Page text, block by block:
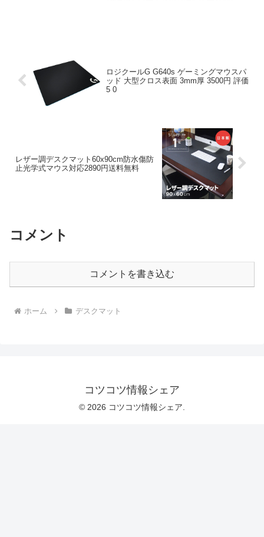
ロジクールG G640s ゲーミングマウスパ
ッド 大型クロス表面 3mm厚 3500円 評価
5 0
レザー調デスクマット60x90cm防水傷防
止光学式マウス対応2890円送料無料
コメント
コメントを書き込む
ホーム デスクマット
コツコツ情報シェア
© 2026 コツコツ情報シェア.